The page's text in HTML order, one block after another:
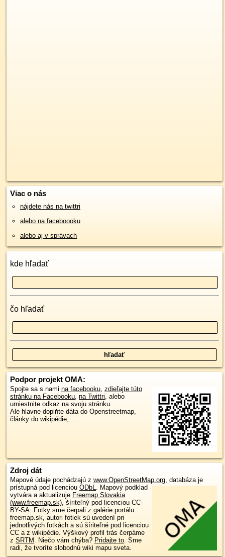
Viac o nás
nájdete nás na twittri
alebo na faceboooku
alebo aj v správach
kde hľadať
čo hľadať
Podpor projekt OMA:
Spojte sa s nami na facebooku, zdieľajte túto
stránku na Facebooku, na Twittri, alebo
umiestnite odkaz na svoju stránku.
Ale hlavne doplňte dáta do Openstreetmap,
články do wikipédie, ...
Zdroj dát
Mapové údaje pochádzajú z www.OpenStreetMap.org , databáza je
prístupná pod licenciou ODbL
Mapový podklad
vytvára a aktualizuje Freemap Slovakia
(www.freemap.sk) , šíriteľný pod licenciou CC-
BY-SA. Fotky sme čerpali z galérie portálu
freemap.sk, autori fotiek sú uvedení pri
jednotlivých fotkách a sú šíriteľné pod licenciou
CC a z wikipédie. Výškový profil trás čerpáme
z SRTM . Niečo vám chýba? Pridajte to . Sme
radi, že tvoríte slobodnú wiki mapu sveta.